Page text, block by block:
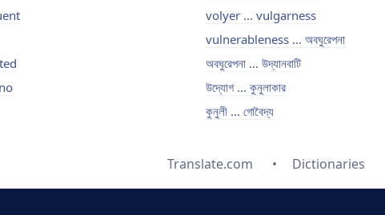
volyer ... vulgarness
vulnerableness ... অবঘুরেপনা
অবঘুরেপনা ... উদ্যানবাটি
উদ্যোগ ... কুনুলাকার
কুনুলী ... গোবৈদ্য
Translate.com Dictionaries